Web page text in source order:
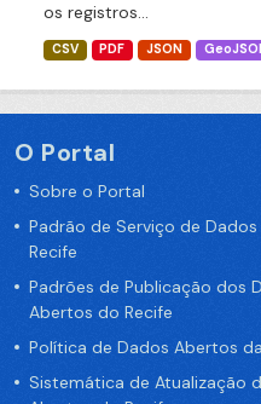
os registros...
CSV PDF JSON
O Portal
Sobre o Portal
Padrão de Serviço de
Recife
Padrões de Publicação dos
Abertos do Recife
Política de Dados Abertos
Sistemática de Atualização